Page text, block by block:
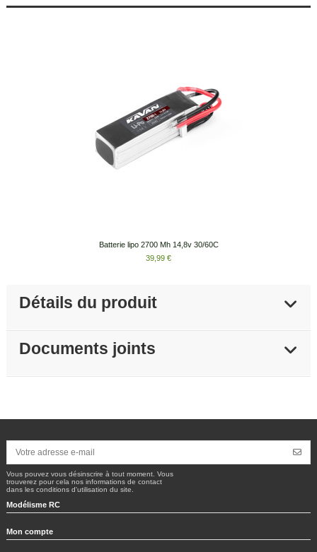
Batterie lipo 2700 Mh 14,8v 30/60C
39,99 €
Détails du produit
Documents joints
Vous pouvez vous désinscrire à tout moment. Vous
trouverez pour cela nos informations de contact
dans les conditions d'utilisation du site.
Modélisme RC
Mon compte